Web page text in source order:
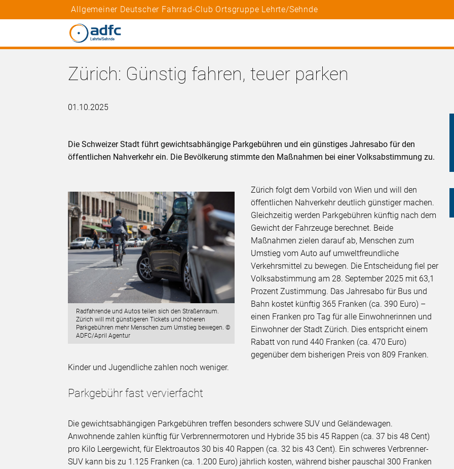
Allgemeiner Deutscher Fahrrad-Club Ortsgruppe Lehrte/Sehnde
Zürich: Günstig fahren, teuer parken
01.10.2025
Die Schweizer Stadt führt gewichtsabhängige Parkgebühren und ein günstiges Jahresabo für den
öffentlichen Nahverkehr ein. Die Bevölkerung stimmte den Maßnahmen bei einer Volksabstimmung zu.
Radfahrende und Autos teilen sich den Straßenraum.
Zürich will mit günstigeren Tickets und höheren
Parkgebühren mehr Menschen zum Umstieg bewegen. ©
ADFC/April Agentur
Zürich folgt dem Vorbild von Wien und will den
öffentlichen Nahverkehr deutlich günstiger machen.
Gleichzeitig werden Parkgebühren künftig nach dem
Gewicht der Fahrzeuge berechnet. Beide
Maßnahmen zielen darauf ab, Menschen zum
Umstieg vom Auto auf umweltfreundliche
Verkehrsmittel zu bewegen. Die Entscheidung fiel per
Volksabstimmung am 28. September 2025 mit 63,1
Prozent Zustimmung. Das Jahresabo für Bus und
Bahn kostet künftig 365 Franken (ca. 390 Euro) –
einen Franken pro Tag für alle Einwohnerinnen und
Einwohner der Stadt Zürich. Dies entspricht einem
Rabatt von rund 440 Franken (ca. 470 Euro)
gegenüber dem bisherigen Preis von 809 Franken.
Kinder und Jugendliche zahlen noch weniger.
Parkgebühr fast vervierfacht
Die gewichtsabhängigen Parkgebühren treffen besonders schwere SUV und Geländewagen.
Anwohnende zahlen künftig für Verbrennermotoren und Hybride 35 bis 45 Rappen (ca. 37 bis 48 Cent)
pro Kilo Leergewicht, für Elektroautos 30 bis 40 Rappen (ca. 32 bis 43 Cent). Ein schweres Verbrenner-
SUV kann bis zu 1.125 Franken (ca. 1.200 Euro) jährlich kosten, während bisher pauschal 300 Franken